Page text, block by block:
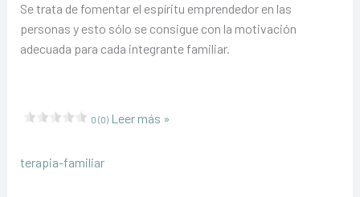
Se trata de fomentar el espíritu emprendedor en las
personas y esto sólo se consigue con la motivación
adecuada para cada integrante familiar.
para
en
0 (0)Leer más »
terapia-familiar